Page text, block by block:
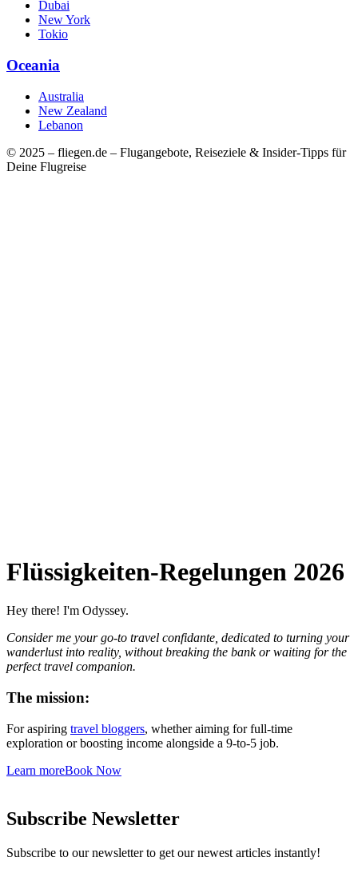
Dubai
New York
Tokio
Oceania
Australia
New Zealand
Lebanon
© 2025 – fliegen.de – Flugangebote, Reiseziele & Insider-Tipps für
Deine Flugreise
Flüssigkeiten-Regelungen 2026
Hey there! I'm Odyssey.
Consider me your go-to travel confidante, dedicated to turning your
wanderlust into reality, without breaking the bank or waiting for the
perfect travel companion.
The mission:
For aspiring travel bloggers, whether aiming for full-time
exploration or boosting income alongside a 9-to-5 job.
Learn moreBook Now
Subscribe Newsletter
Subscribe to our newsletter to get our newest articles instantly!